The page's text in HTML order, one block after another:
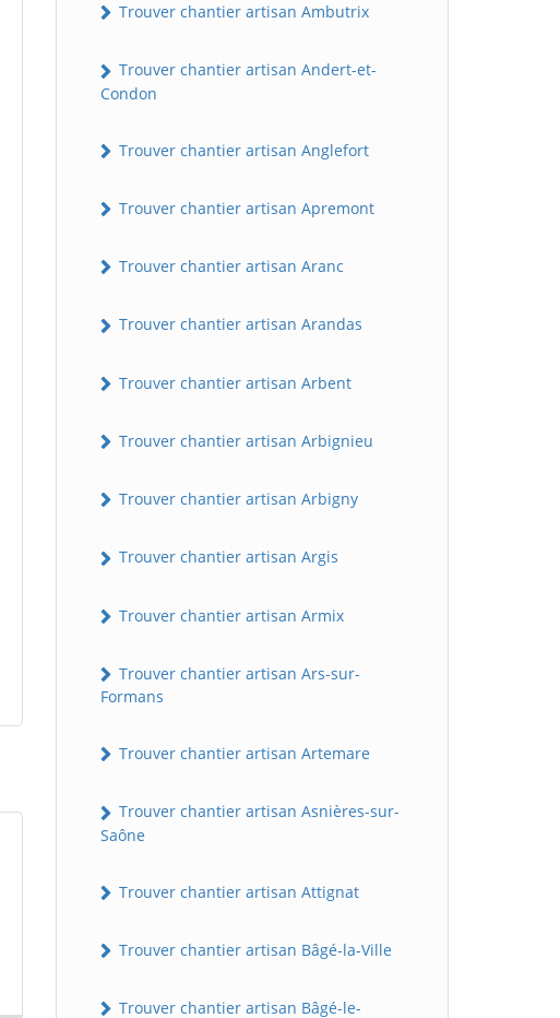
Trouver chantier artisan Ambutrix
Trouver chantier artisan Andert-et-
Condon
Trouver chantier artisan Anglefort
Trouver chantier artisan Apremont
Trouver chantier artisan Aranc
Trouver chantier artisan Arandas
Trouver chantier artisan Arbent
Trouver chantier artisan Arbignieu
Trouver chantier artisan Arbigny
Trouver chantier artisan Argis
Trouver chantier artisan Armix
Trouver chantier artisan Ars-sur-
Formans
Trouver chantier artisan Artemare
Trouver chantier artisan Asnières-sur-
Saône
Trouver chantier artisan Attignat
Trouver chantier artisan Bâgé-la-Ville
Trouver chantier artisan Bâgé-le-